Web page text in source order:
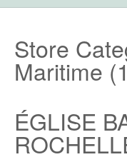
Store
Maritime
ÉGLISE